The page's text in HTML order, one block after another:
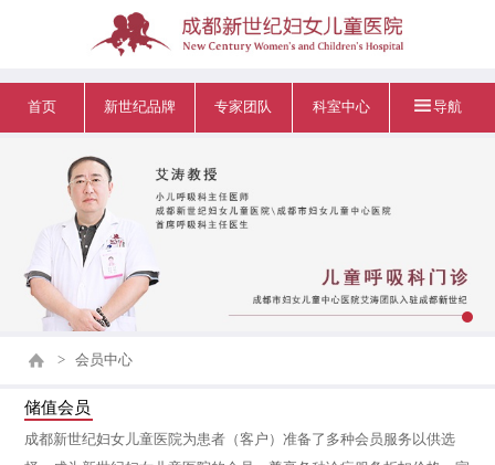
首页 新世纪品牌 专家团队 科室中心 导航
> 会员中心
储值会员
成都新世纪妇女儿童医院为患者（客户）准备了多种会员服务以供选